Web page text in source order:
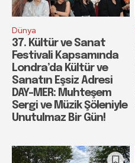
Dünya
37. Kültür ve Sanat
Festivali Kapsamında
Londra’da Kültür ve
Sanatın Eşsiz Adresi
DAY-MER: Muhteşem
Sergi ve Müzik Şöleniyle
Unutulmaz Bir Gün!